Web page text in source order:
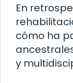
En
cómo ha
y